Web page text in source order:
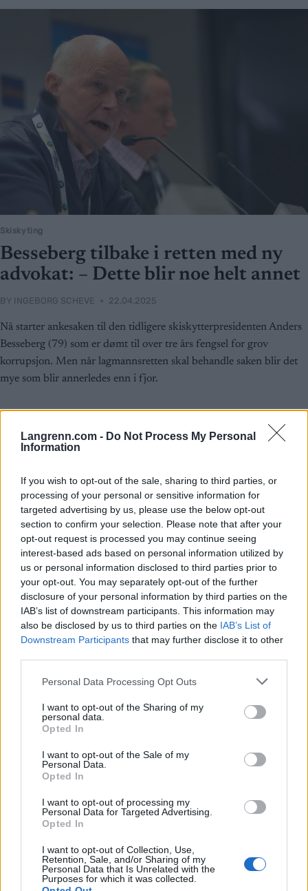
Langrenn.com - Do Not Process My Personal
Information
If you wish to opt-out of the sale, sharing to third parties, or
processing of your personal or sensitive information for
targeted advertising by us, please use the below opt-out
section to confirm your selection. Please note that after your
opt-out request is processed you may continue seeing
interest-based ads based on personal information utilized by
us or personal information disclosed to third parties prior to
your opt-out. You may separately opt-out of the further
disclosure of your personal information by third parties on the
IAB’s list of downstream participants. This information may
also be disclosed by us to third parties on the IAB’s List of
Downstream Participants that may further disclose it to other
Please note that this website/app uses one or more Google
not limited to your visit or usage behaviour. You may click to
grant or deny consent to Google and its third-party tags to
use your data for below specified purposes in below Google
consent section.
Personal Data Processing Opt Outs
I want to opt-out of the Sharing of my
personal data.
Opted In
I want to opt-out of the Sale of my
Personal Data.
Opted In
I want to opt-out of processing my
Personal Data for Targeted Advertising.
Opted In
I want to opt-out of Collection, Use,
Retention, Sale, and/or Sharing of my
Personal Data that Is Unrelated with the
Purposes for which it was collected.
Skiskyting
Besseberg tilbake i retten med ny
advokat: – Dette blir noe helt annet
BY INGEBORG SCHEVE 22.04.2025
Nå starter ankesaken til den tidligere skiskytterpresidenten Anders
Besseberg (79) som er dømt til over tre års fengsel for grov
korrupsjon. Men når lagmannsretten skal behandle saken blir det
mye som blir annerledes enn i fjor.
blir det ny rettssak
INGEBORG SCHEVE
Ankesaken til den tidligere skiskytterpresidenten i IBU skal opp i
lagmannsretten i 2025.